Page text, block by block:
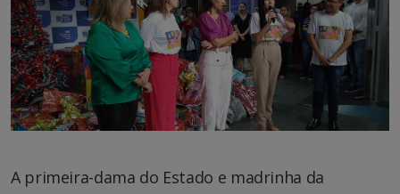
A primeira-dama do Estado e madrinha da